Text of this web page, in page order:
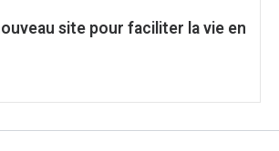
site pour faciliter la vie en